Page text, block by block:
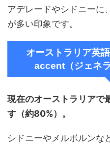
アデレードやシドニーに
が多い印象です。
オーストラリア英
accent（ジェネ
現在のオーストラリアで
す（約80%）。
シドニーやメルボルンな